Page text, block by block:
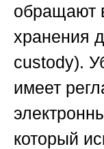
обращают
хранения
custody).
имеет
который